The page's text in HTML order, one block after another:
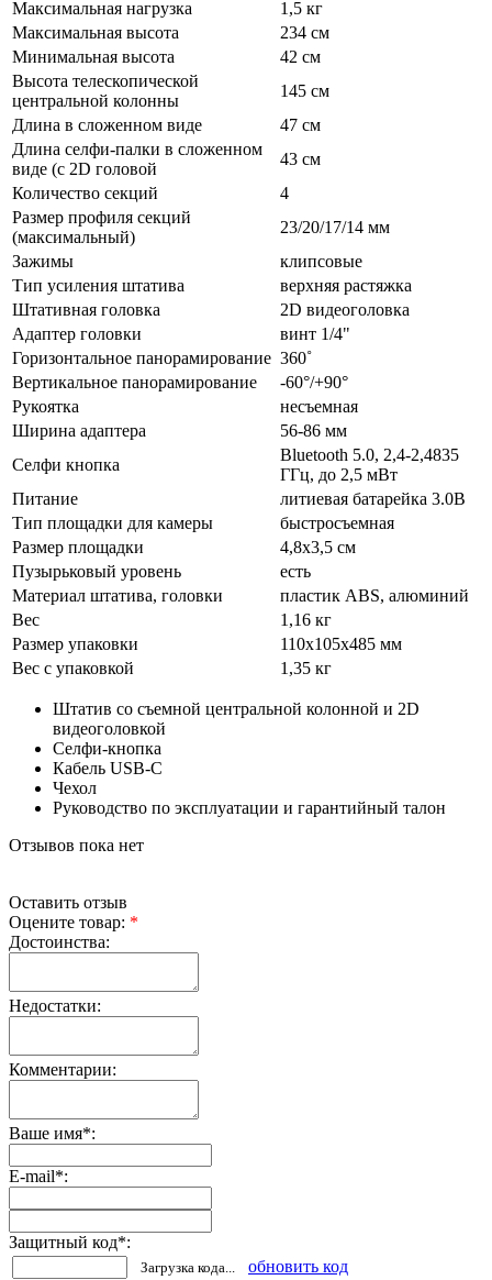
Максимальная нагрузка
1,5 кг
Максимальная высота
234 см
Минимальная высота
42 см
Высота телескопической
центральной колонны
145 см
Длина в сложенном виде
47 см
Длина селфи-палки в сложенном
виде (с 2D головой
43 см
Количество секций
4
Размер профиля секций
(максимальный)
23/20/17/14 мм
Зажимы
клипсовые
Тип усиления штатива
верхняя растяжка
Штативная головка
2D видеоголовка
Адаптер головки
винт 1/4"
Горизонтальное панорамирование 360˚
Вертикальное панорамирование
-60°/+90°
Рукоятка
несъемная
Ширина адаптера
56-86 мм
Селфи кнопка
Bluetooth 5.0, 2,4-2,4835
ГГц, до 2,5 мВт
Питание
литиевая батарейка 3.0В
Тип площадки для камеры
быстросъемная
Размер площадки
4,8х3,5 см
Пузырьковый уровень
есть
Материал штатива, головки
пластик ABS, алюминий
Вес
1,16 кг
Размер упаковки
110х105х485 мм
Вес с упаковкой
1,35 кг
Штатив со съемной центральной колонной и 2D
видеоголовкой
Селфи-кнопка
Кабель USB-C
Чехол
Руководство по эксплуатации и гарантийный талон
Отзывов пока нет
Оставить отзыв
Оцените товар: *
Достоинства:
Недостатки:
Комментарии:
Ваше имя*:
E-mail*:
Защитный код*:
Загрузка кода... обновить код